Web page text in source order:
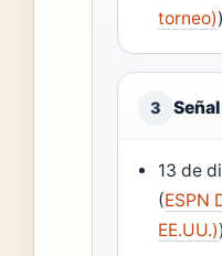
torneo))
3
13 de
(ESPN
EE.UU.))